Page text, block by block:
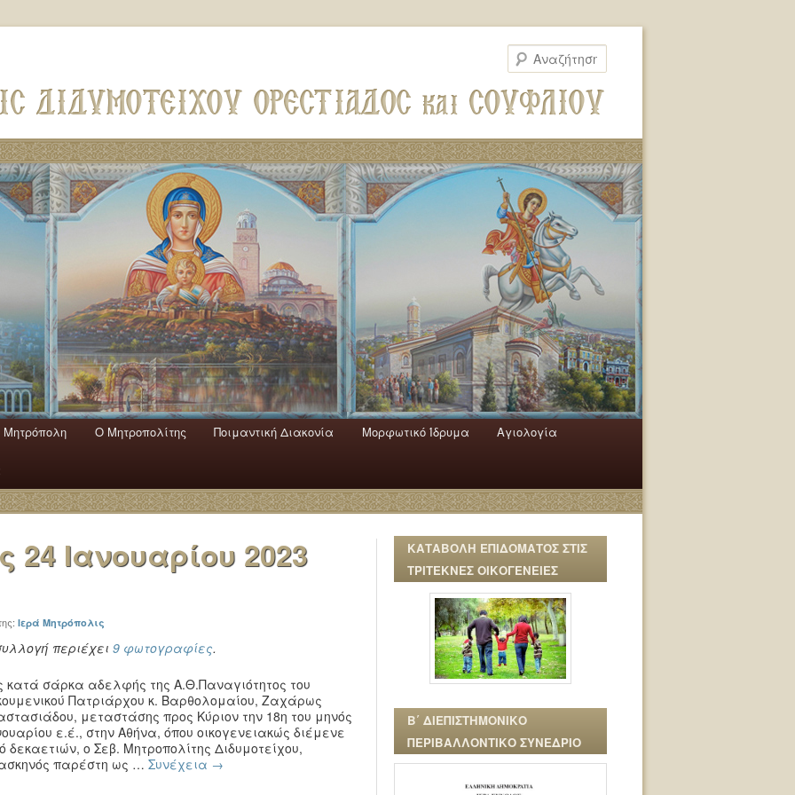
Mητρόπολη Ο Mητροπολίτης Ποιμαντική Διακονία Μορφωτικό Ίδρυμα Αγιολογία
24 Ιανουαρίου 2023
Ιερά Μητρόπολις
περιέχει 9 φωτογραφίες.
κατά σάρκα αδελφής της Α.Θ.Παναγιότητος του
Πατριάρχου κ. Βαρθολομαίου, Ζαχάρως
μεταστάσης προς Κύριον την 18η του μηνός
ε.έ., στην Αθήνα, όπου οικογενειακώς διέμενε
δεκαετιών, ο Σεβ. Μητροπολίτης Διδυμοτείχου,
παρέστη ως … Συνέχεια →
ΚΑΤΑΒΟΛΗ ΕΠΙΔΟΜΑΤΟΣ ΣΤΙΣ
ΤΡΙΤΕΚΝΕΣ ΟΙΚΟΓΕΝΕΙΕΣ
Β΄ ΔΙΕΠΙΣΤΗΜΟΝΙΚΟ
ΠΕΡΙΒΑΛΛΟΝΤΙΚΟ ΣΥΝΕΔΡΙΟ